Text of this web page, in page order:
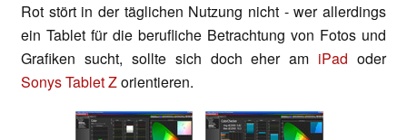
Rot stört in der täglichen Nutzung nicht - wer allerdings
ein Tablet für die berufliche Betrachtung von Fotos und
Grafiken sucht, sollte sich doch eher am iPad oder
Sonys Tablet Zorientieren.